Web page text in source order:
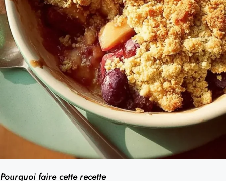
Pourquoi faire cette recette